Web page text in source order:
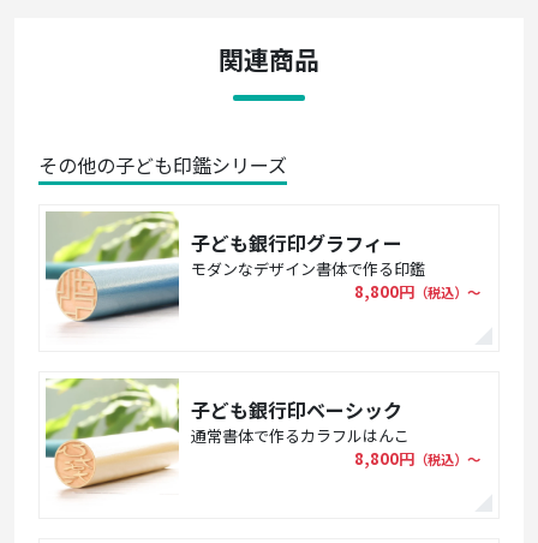
関連商品
その他の子ども印鑑シリーズ
子ども銀行印グラフィー
モダンなデザイン書体で作る印鑑
8,800円 （税込）〜
子ども銀行印ベーシック
通常書体で作るカラフルはんこ
8,800円 （税込）〜